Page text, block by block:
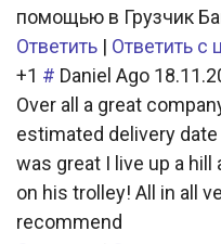
помощью в Грузчик
Ответить | Ответить с
+1 # Daniel Ago
Over all a great
estimated delivery
was great I live up a
on his trolley! All in all
recommend